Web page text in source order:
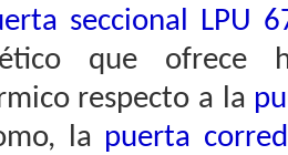
seccional LPU
que ofrece
respecto a la
la puerta